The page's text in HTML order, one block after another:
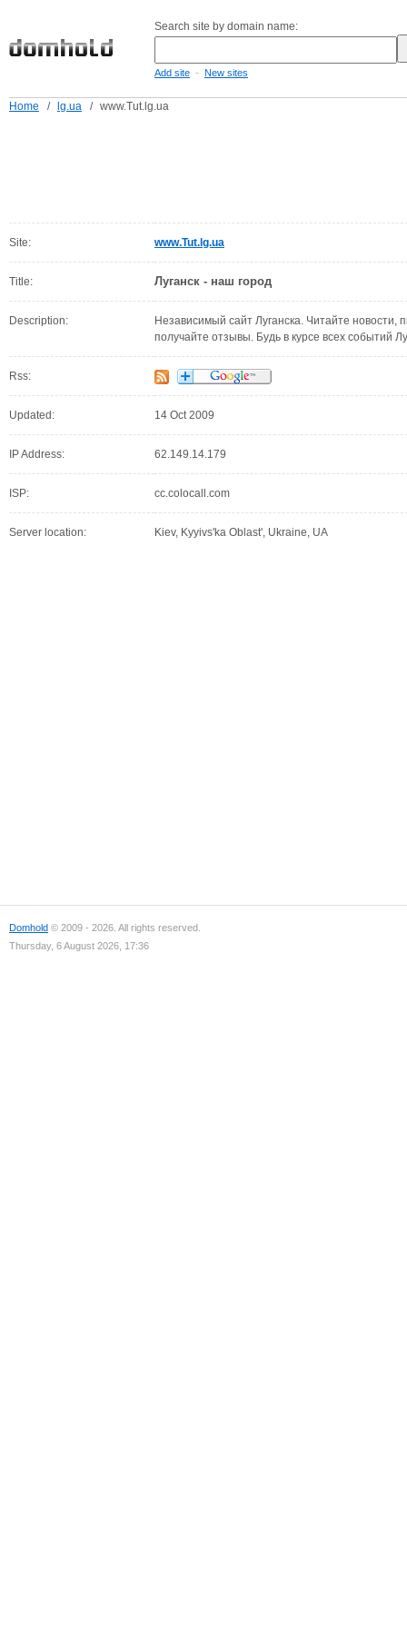
Search site by domain name:
Add site - New sites
Home / lg.ua / www.Tut.lg.ua
Site: www.Tut.lg.ua
Title: Луганск - наш город
Description:
Независимый сайт Луганска. Читайте новости,
получайте отзывы. Будь в курсе всех событий
Rss:
Updated: 14 Oct 2009
IP Address: 62.149.14.179
ISP: cc.colocall.com
Server location: Kiev, Kyyivs'ka Oblast', Ukraine, UA
Domhold © 2009 - 2026. All rights reserved.
Thursday, 6 August 2026, 17:36